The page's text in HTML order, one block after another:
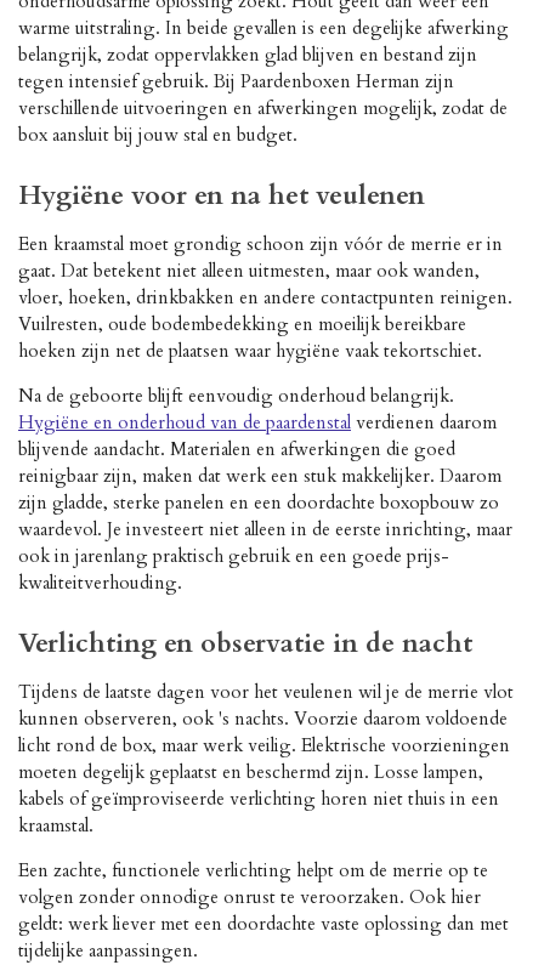
warme uitstraling. In beide gevallen is een degelijke afwerking
belangrijk, zodat oppervlakken glad blijven en bestand zijn
tegen intensief gebruik. Bij Paardenboxen Herman zijn
verschillende uitvoeringen en afwerkingen mogelijk, zodat de
box aansluit bij jouw stal en budget.
Hygiëne voor en na het veulenen
Een kraamstal moet grondig schoon zijn vóór de merrie er in
gaat. Dat betekent niet alleen uitmesten, maar ook wanden,
vloer, hoeken, drinkbakken en andere contactpunten reinigen.
Vuilresten, oude bodembedekking en moeilijk bereikbare
hoeken zijn net de plaatsen waar hygiëne vaak tekortschiet.
Na de geboorte blijft eenvoudig onderhoud belangrijk.
Hygiëne en onderhoud van de paardenstal verdienen daarom
blijvende aandacht. Materialen en afwerkingen die goed
reinigbaar zijn, maken dat werk een stuk makkelijker. Daarom
zijn gladde, sterke panelen en een doordachte boxopbouw zo
waardevol. Je investeert niet alleen in de eerste inrichting, maar
ook in jarenlang praktisch gebruik en een goede prijs-
kwaliteitverhouding.
Verlichting en observatie in de nacht
Tijdens de laatste dagen voor het veulenen wil je de merrie vlot
kunnen observeren, ook 's nachts. Voorzie daarom voldoende
licht rond de box, maar werk veilig. Elektrische voorzieningen
moeten degelijk geplaatst en beschermd zijn. Losse lampen,
kabels of geïmproviseerde verlichting horen niet thuis in een
kraamstal.
Een zachte, functionele verlichting helpt om de merrie op te
volgen zonder onnodige onrust te veroorzaken. Ook hier
geldt: werk liever met een doordachte vaste oplossing dan met
tijdelijke aanpassingen.